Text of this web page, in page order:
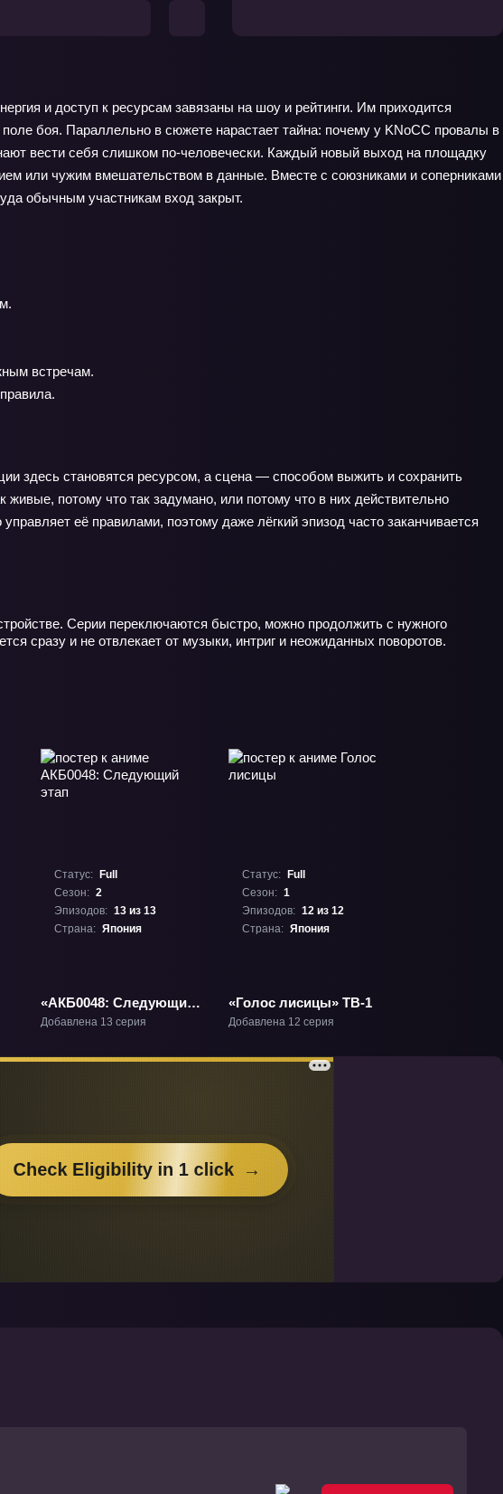
и доступ к ресурсам завязаны на шоу и рейтинги. Им приходится
боя. Параллельно в сюжете нарастает тайна: почему у KNoCC провалы в
вести себя слишком по‑человечески. Каждый новый выход на площадку
или чужим вмешательством в данные. Вместе с союзниками и соперниками
обычным участникам вход закрыт.
встречам.
здесь становятся ресурсом, а сцена — способом выжить и сохранить
живые, потому что так задумано, или потому что в них действительно
её правилами, поэтому даже лёгкий эпизод часто заканчивается
Серии переключаются быстро, можно продолжить с нужного
сразу и не отвлекает от музыки, интриг и неожиданных поворотов.
Статус:
Full
Сезон: 2
Эпизодов: 13 из 13
Страна: Япония
«АКБ0048: Следующий
этап» ТВ-2
Добавлена 13 серия
Статус:
Full
Сезон: 1
Эпизодов: 12 из 12
Страна: Япония
«Голос лисицы» ТВ-1
Добавлена 12 серия